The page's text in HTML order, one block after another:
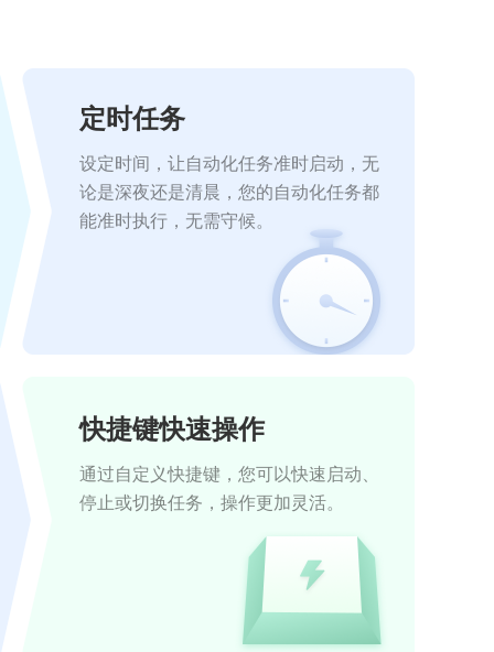
定时任务
设定时间，让自动化任务准时启动，无
论是深夜还是清晨，您的自动化任务都
能准时执行，无需守候。
快捷键快速操作
通过自定义快捷键，您可以快速启动、
停止或切换任务，操作更加灵活。